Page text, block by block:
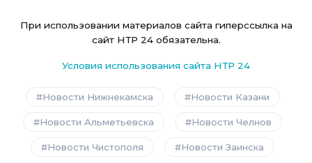
При использовании материалов сайта гиперссылка на
сайт НТР 24 обязательна.
Условия использования сайта НТР 24
Новости Нижнекамска Новости Казани
Новости Альметьевска Новости Челнов
Новости Чистополя Новости Заинска